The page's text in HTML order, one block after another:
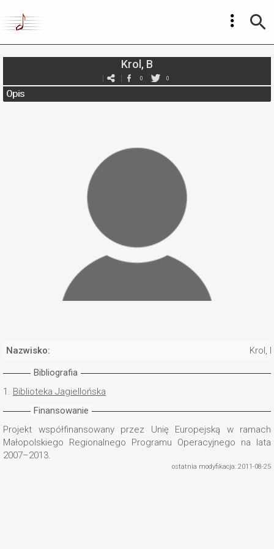
Krol, B
0 0
Opis
Nazwisko:
Krol,
Bibliografia
1. Biblioteka Jagiellońska
Finansowanie
Projekt współfinansowany przez Unię Europejską w ramach
Małopolskiego Regionalnego Programu Operacyjnego na lata
2007–2013.
ostatnia modyfikacja: 2011-08-25